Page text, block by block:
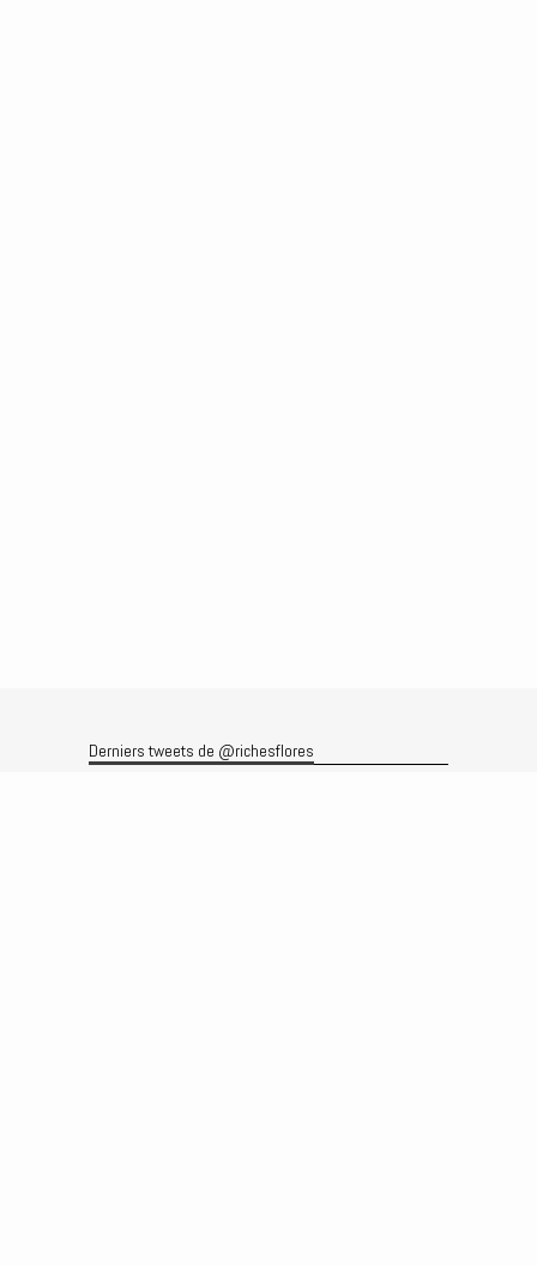
Derniers tweets de @richesflores